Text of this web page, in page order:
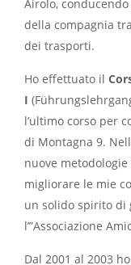
Airolo,
della compagnia
dei trasporti.
Ho effettuato il
I
l’ultimo corso per
di Montagna 9.
nuove
migliorare le mie
un solido spirito di
l’”Associazione
Dal 2001 al 2003